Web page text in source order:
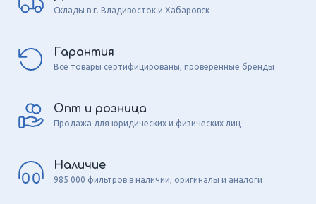
Склады в г. Владивосток и Хабаровск
Гарантия
Все товары сертифицированы, проверенные бренды
Опт и розница
Продажа для юридических и физических лиц
Наличие
985 000 фильтров в наличии, оригиналы и аналоги